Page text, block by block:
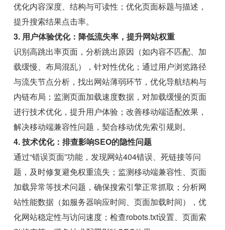
优化内容深度、结构与可读性；优化页面标题与描述，
提升搜索结果点击率。
3. 用户体验优化：降低流失率，提升网站权重
识别高跳出率页面，分析跳出原因（如内容不匹配、加
载缓慢、布局混乱），针对性优化；通过用户浏览路径
与流失节点分析，找出网站薄弱环节，优化导航结构与
内链布局；监测页面加载速度数据，对加载缓慢的页面
进行技术优化，提升用户体验；改善移动端适配效果，
解决移动端兼容性问题，契合移动优先索引规则。
4. 技术优化：排查影响SEO的隐性问题
通过“错误页面”功能，发现网站404错误、死链接等问
题，及时修复避免权重流失；监测移动端兼容性、页面
加载异常等技术问题，确保搜索引擎正常抓取；分析网
站性能数据（如服务器响应时间、页面加载时间），优
化网站稳定性与访问速度；检查robots.txt设置、页面索